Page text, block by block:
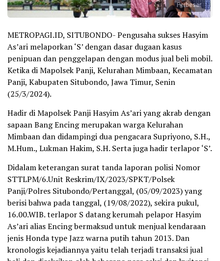
Perbesar
METROPAGI.ID, SITUBONDO- Pengusaha sukses Hasyim
As’ari melaporkan ‘S’ dengan dasar dugaan kasus
penipuan dan penggelapan dengan modus jual beli mobil.
Ketika di Mapolsek Panji, Kelurahan Mimbaan, Kecamatan
Panji, Kabupaten Situbondo, Jawa Timur, Senin
(25/3/2024).
Hadir di Mapolsek Panji Hasyim As’ari yang akrab dengan
sapaan Bang Encing merupakan warga Kelurahan
Mimbaan dan didampingi dua pengacara Supriyono, S.H.,
M.Hum., Lukman Hakim, S.H. Serta juga hadir terlapor ‘S’.
Didalam keterangan surat tanda laporan polisi Nomor
STTLPM/6.Unit Reskrim/IX/2023/SPKT/Polsek
Panji/Polres Situbondo/Pertanggal, (05/09/2023) yang
berisi bahwa pada tanggal, (19/08/2022), sekira pukul,
16.00.WIB. terlapor S datang kerumah pelapor Hasyim
As’ari alias Encing bermaksud untuk menjual kendaraan
jenis Honda type Jazz warna putih tahun 2013. Dan
kronologis kejadiannya yaitu telah terjadi transaksi jual